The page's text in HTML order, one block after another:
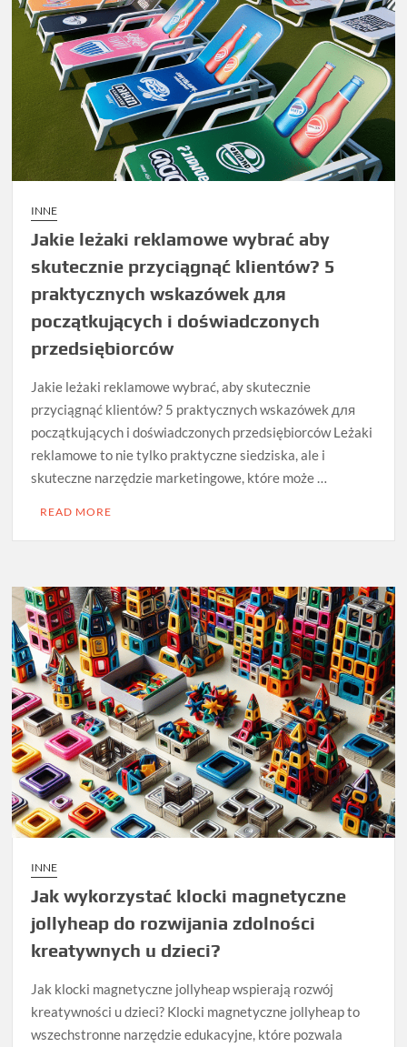
INNE
Jakie leżaki reklamowe wybrać aby
skutecznie przyciągnąć klientów? 5
praktycznych wskazówek для
początkujących i doświadczonych
przedsiębiorców
Jakie leżaki reklamowe wybrać, aby skutecznie
przyciągnąć klientów? 5 praktycznych wskazówek для
początkujących i doświadczonych przedsiębiorców Leżaki
reklamowe to nie tylko praktyczne siedziska, ale i
skuteczne narzędzie marketingowe, które może …
READ MORE
INNE
Jak wykorzystać klocki magnetyczne
jollyheap do rozwijania zdolności
kreatywnych u dzieci?
Jak klocki magnetyczne jollyheap wspierają rozwój
kreatywności u dzieci? Klocki magnetyczne jollyheap to
wszechstronne narzędzie edukacyjne, które pozwala